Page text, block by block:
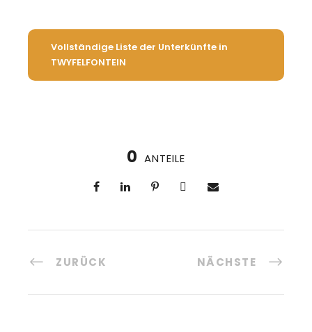
Vollständige Liste der Unterkünfte in
TWYFELFONTEIN
0 ANTEILE
ZURÜCK NÄCHSTE